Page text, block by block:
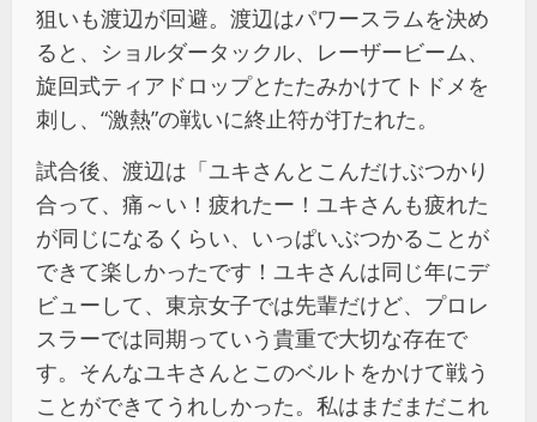
狙いも渡辺が回避。渡辺はパワースラムを決め
ると、ショルダータックル、レーザービーム、
旋回式ティアドロップとたたみかけてトドメを
刺し、“激熱”の戦いに終止符が打たれた。
試合後、渡辺は「ユキさんとこんだけぶつかり
合って、痛～い！疲れたー！ユキさんも疲れた
が同じになるくらい、いっぱいぶつかることが
できて楽しかったです！ユキさんは同じ年にデ
ビューして、東京女子では先輩だけど、プロレ
スラーでは同期っていう貴重で大切な存在で
す。そんなユキさんとこのベルトをかけて戦う
ことができてうれしかった。私はまだまだこれ